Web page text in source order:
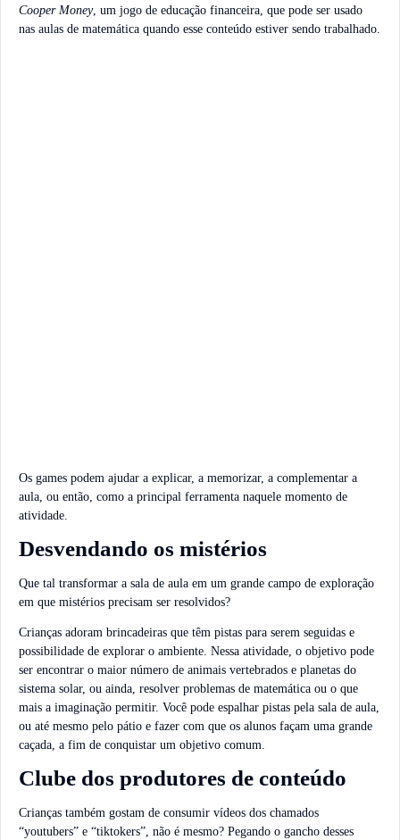
Cooper Money, um jogo de educação financeira, que pode ser usado
nas aulas de matemática quando esse conteúdo estiver sendo trabalhado.
Os games podem ajudar a explicar, a memorizar, a complementar a
aula, ou então, como a principal ferramenta naquele momento de
atividade.
Desvendando os mistérios
Que tal transformar a sala de aula em um grande campo de exploração
em que mistérios precisam ser resolvidos?
Crianças adoram brincadeiras que têm pistas para serem seguidas e
possibilidade de explorar o ambiente. Nessa atividade, o objetivo pode
ser encontrar o maior número de animais vertebrados e planetas do
sistema solar, ou ainda, resolver problemas de matemática ou o que
mais a imaginação permitir. Você pode espalhar pistas pela sala de aula,
ou até mesmo pelo pátio e fazer com que os alunos façam uma grande
caçada, a fim de conquistar um objetivo comum.
Clube dos produtores de conteúdo
Crianças também gostam de consumir vídeos dos chamados
“youtubers” e “tiktokers”, não é mesmo? Pegando o gancho desses